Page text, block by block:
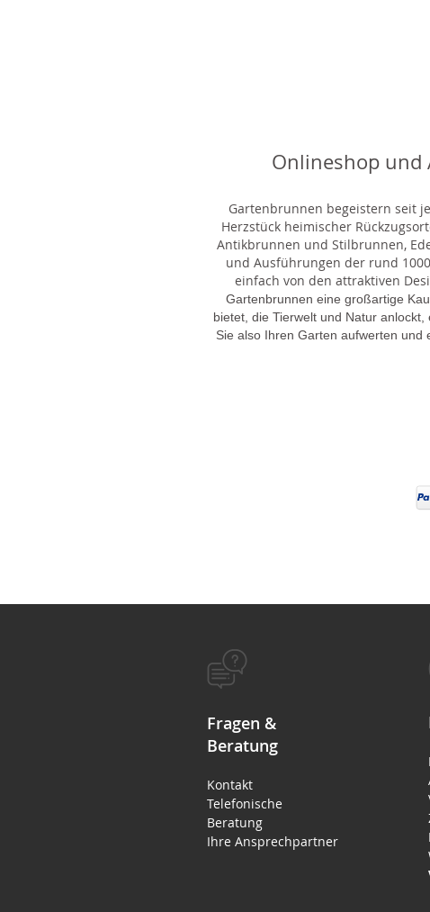
Onlineshop und
Gartenbrunnen begeistern seit
Herzstück heimischer
Antikbrunnen und Stilbrunnen,
und Ausführungen der rund
einfach von den attraktiven
Gartenbrunnen eine großartige
bietet, die Tierwelt und Natur
Sie also Ihren Garten aufwerten
Fragen &
Beratung
Kontakt
Telefonische
Beratung
Ihre Ansprechpartner